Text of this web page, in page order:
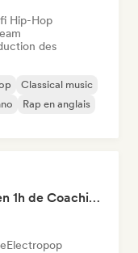
Hip-Hop
des
Classical music
Rap en anglais
Améliore ta musique en 1h de Coaching
Electropop